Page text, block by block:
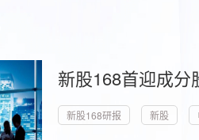
新股168首迎成
新股168研报 新股